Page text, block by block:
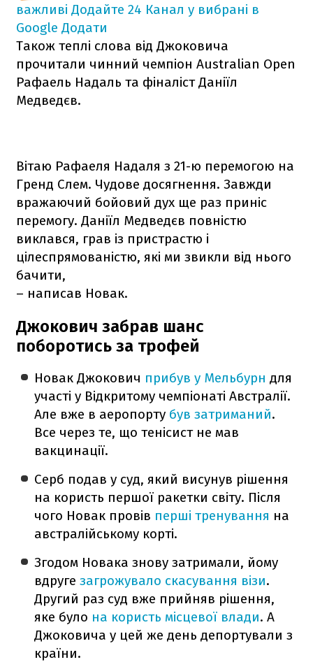
важливі Додайте 24 Канал у вибрані в
Google Додати
Також теплі слова від Джоковича
прочитали чинний чемпіон Australian Open
Рафаель Надаль та фіналіст Даніїл
Медведєв.
Вітаю Рафаеля Надаля з 21-ю перемогою на
Гренд Слем. Чудове досягнення. Завжди
вражаючий бойовий дух ще раз приніс
перемогу. Даніїл Медведєв повністю
виклався, грав із пристрастю і
цілеспрямованістю, які ми звикли від нього
бачити,
– написав Новак.
Джокович забрав шанс
поборотись за трофей
Новак Джокович прибув у Мельбурн для
участі у Відкритому чемпіонаті Австралії.
Але вже в аеропорту був затриманий.
Все через те, що тенісист не мав
вакцинації.
Серб подав у суд, який висунув рішення
на користь першої ракетки світу. Після
чого Новак провів перші тренування на
австралійському корті.
Згодом Новака знову затримали, йому
вдругезагрожувало скасування візи.
Другий раз суд вже прийняв рішення,
яке було на користь місцевої влади. А
Джоковича у цей же день депортували з
країни.